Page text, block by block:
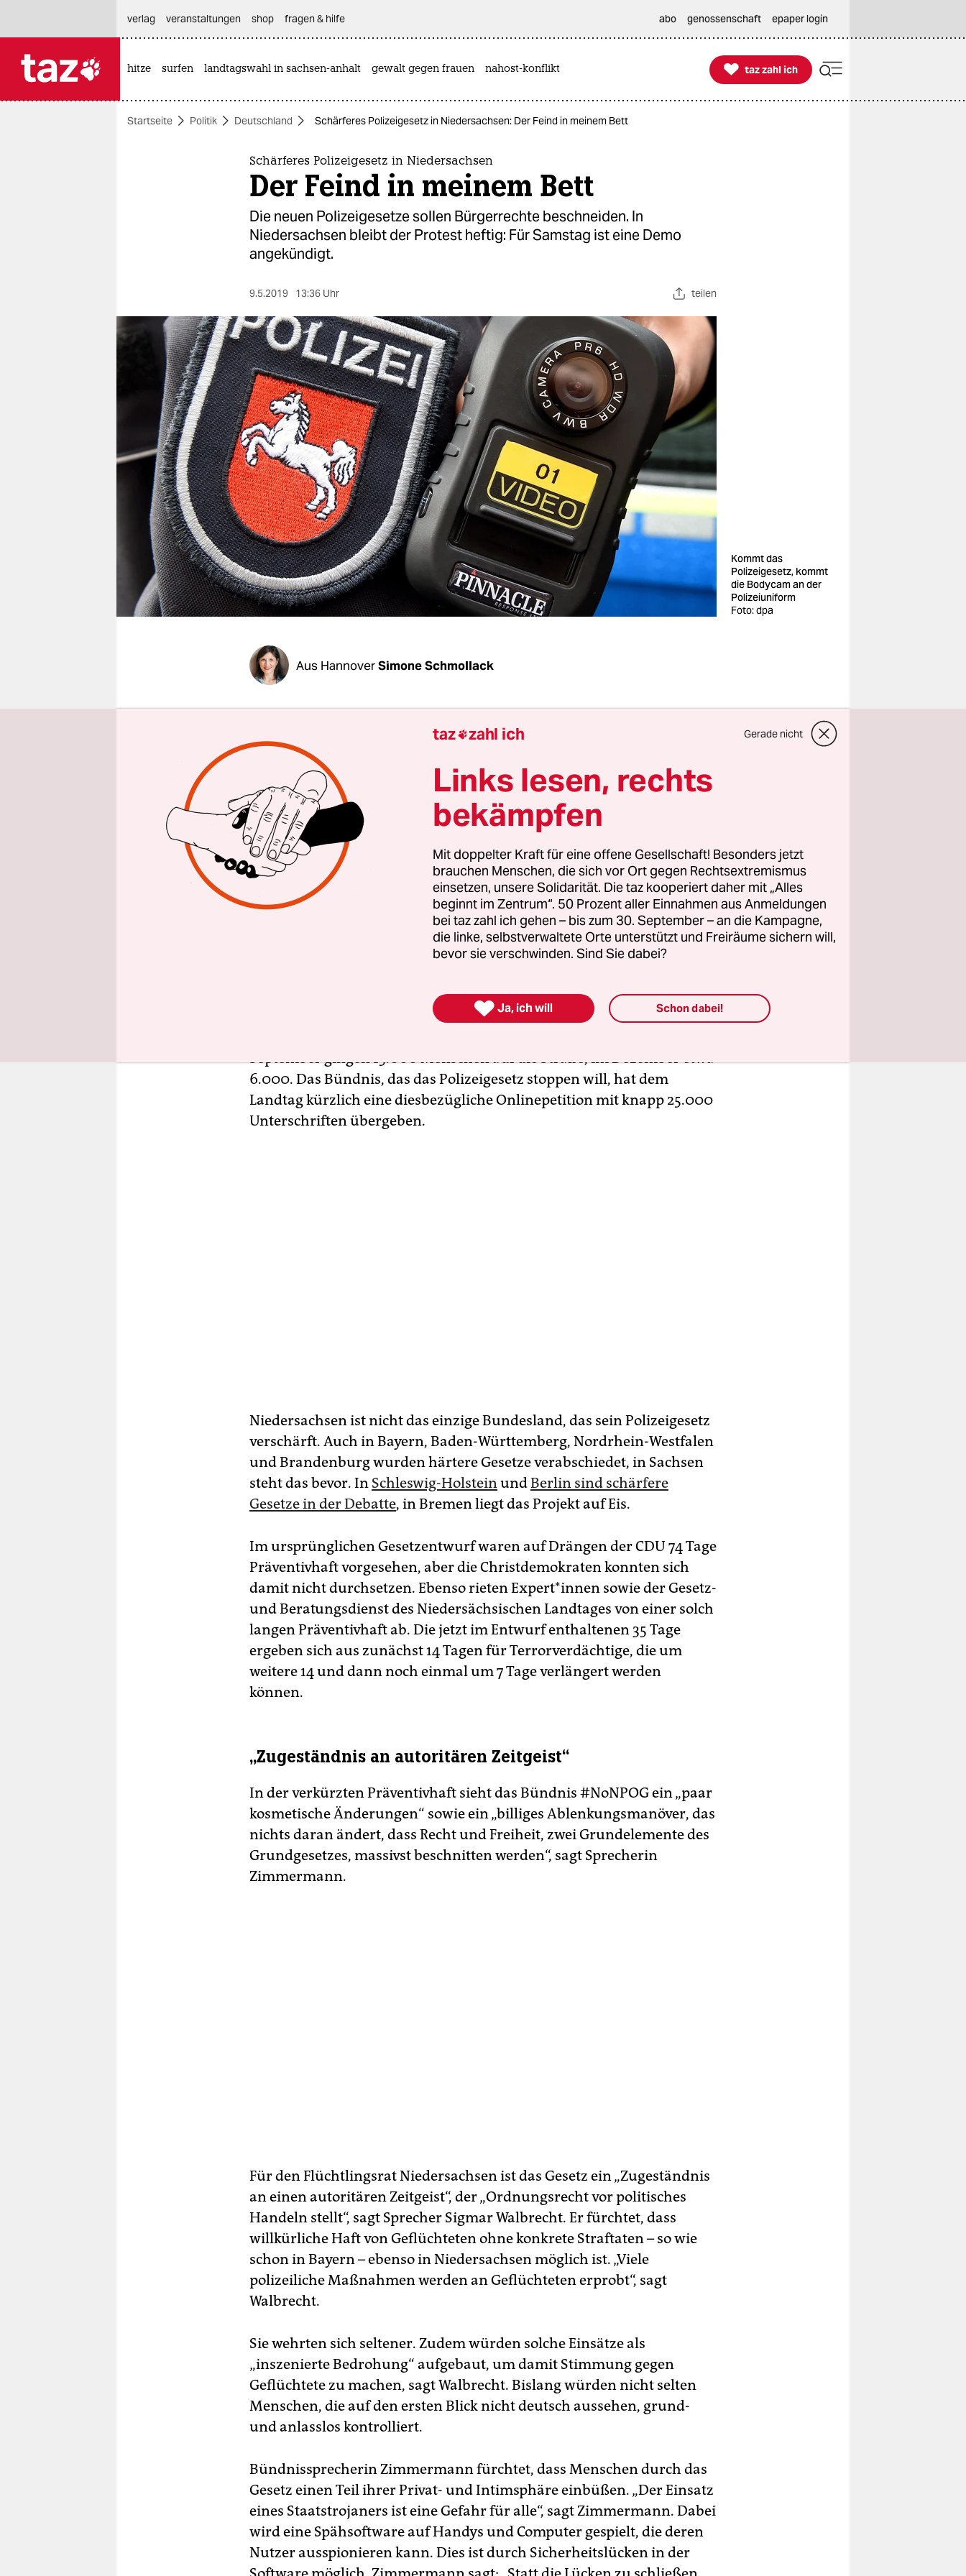
themen
berlin
wahrheit
verlag
verlag
veranstaltungen
shop
fragen & hilfe
unterstützen
abo
genossenschaft
verlag
veranstaltungen shop fragen & hilfe abo genossenschaft epaper login
hitze surfen landtagswahl in sachsen-anhalt gewalt gegen frauen nahost-konflikt 
taz zahl ich
taz zahl ich
Startseite Politik Deutschland Schärferes Polizeigesetz in Niedersachsen: Der Feind in meinem Bett
Schärferes Polizeigesetz in Niedersachsen
Der Feind in meinem Bett
Die neuen Polizeigesetze sollen Bürgerrechte beschneiden. In
Niedersachsen bleibt der Protest heftig: Für Samstag ist eine Demo
angekündigt.
9.5.2019 13:36 Uhr teilen
Kommt das
Polizeigesetz, kommt
die Bodycam an der
Polizeiuniform
Foto: dpa
Aus HannoverSimone Schmollack
35 Tage Präventivhaft für Menschen, von denen man annimmt, sie
werden demnächst eine Straftat begehen, Überwachung bei Demos
und anderen öffentlichen Veranstaltungen, Filmen mit Bodycams an
Polizeiuniformen,
automatisches Scannen von Autokennzeichen,
Einsatz von Staatstrojanern auf privaten Computern und
Smartphones, Vermummung als Straftat. Das und noch manch
anderes droht Menschen in Niedersachsen, wenn der Landtag in
Hannover am Dienstag kommender Woche tatsächlich das reformierte
Polizeigesetz verabschiedet.
Der Protest dagegen ist groß. #NoNPOG, ein Bündnis von rund 140
Initiativen aus dem gesamten Bundesland, ruft für Samstag zu einer
Menschen, sagte Bündnissprecherin Juana Zimmermann. Es ist bereits
die dritte Großdemo gegen eines der Hauptvorhaben der
September gingen 15.000 Menschen auf die Straße, im Dezember etwa
6.000. Das Bündnis, das das Polizeigesetz stoppen will, hat dem
Landtag kürzlich eine diesbezügliche Onlinepetition mit knapp 25.000
Unterschriften übergeben.
Niedersachsen ist nicht das einzige Bundesland, das sein Polizeigesetz
verschärft. Auch in Bayern, Baden-Württemberg, Nordrhein-Westfalen
und Brandenburg wurden härtere Gesetze verabschiedet, in Sachsen
steht das bevor. In Schleswig-HolsteinundBerlin sind schärfere
Gesetze in der Debatte, in Bremen liegt das Projekt auf Eis.
Im ursprünglichen Gesetzentwurf waren auf Drängen der CDU 74 Tage
Präventivhaft vorgesehen, aber die Christdemokraten konnten sich
damit nicht durchsetzen. Ebenso rieten Expert*innen sowie der Gesetz-
und Beratungsdienst des Niedersächsischen Landtages von einer solch
langen Präventivhaft ab. Die jetzt im Entwurf enthaltenen 35 Tage
ergeben sich aus zunächst 14 Tagen für Terrorverdächtige, die um
weitere 14 und dann noch einmal um 7 Tage verlängert werden
können.
„Zugeständnis an autoritären Zeitgeist“
In der verkürzten Präventivhaft sieht das Bündnis #NoNPOG ein „paar
kosmetische Änderungen“ sowie ein „billiges Ablenkungsmanöver, das
nichts daran ändert, dass Recht und Freiheit, zwei Grundelemente des
Grundgesetzes, massivst beschnitten werden“, sagt Sprecherin
Zimmermann.
Für den Flüchtlingsrat Niedersachsen ist das Gesetz ein „Zugeständnis
an einen autoritären Zeitgeist“, der „Ordnungsrecht vor politisches
Handeln stellt“, sagt Sprecher Sigmar Walbrecht. Er fürchtet, dass
willkürliche Haft von Geflüchteten ohne konkrete Straftaten – so wie
schon in Bayern – ebenso in Niedersachsen möglich ist. „Viele
polizeiliche Maßnahmen werden an Geflüchteten erprobt“, sagt
Walbrecht.
Sie wehrten sich seltener. Zudem würden solche Einsätze als
„inszenierte Bedrohung“ aufgebaut, um damit Stimmung gegen
Geflüchtete zu machen, sagt Walbrecht. Bislang würden nicht selten
Menschen, die auf den ersten Blick nicht deutsch aussehen, grund-
und anlasslos kontrolliert.
Bündnissprecherin Zimmermann fürchtet, dass Menschen durch das
Gesetz einen Teil ihrer Privat- und Intimsphäre einbüßen. „Der Einsatz
eines Staatstrojaners ist eine Gefahr für alle“, sagt Zimmermann. Dabei
wird eine Spähsoftware auf Handys und Computer gespielt, die deren
Nutzer ausspionieren kann. Dies ist durch Sicherheitslücken in der
taz zahl ich Gerade nicht
Links lesen, rechts
bekämpfen
Mit doppelter Kraft für eine offene Gesellschaft! Besonders jetzt
brauchen Menschen, die sich vor Ort gegen Rechtsextremismus
einsetzen, unsere Solidarität. Die taz kooperiert daher mit „Alles
beginnt im Zentrum“. 50 Prozent aller Einnahmen aus Anmeldungen
bei taz zahl ich gehen – bis zum 30. September – an die Kampagne,
die linke, selbstverwaltete Orte unterstützt und Freiräume sichern will,
bevor sie verschwinden. Sind Sie dabei?
 Ja, ich will Schon dabei!